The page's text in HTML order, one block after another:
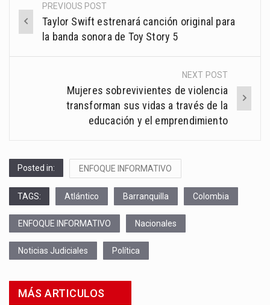
Post
navigation
PREVIOUS POST
Taylor Swift estrenará canción original para
la banda sonora de Toy Story 5
NEXT POST
Mujeres sobrevivientes de violencia
transforman sus vidas a través de la
educación y el emprendimiento
Posted in: ENFOQUE INFORMATIVO
TAGS: Atlántico Barranquilla Colombia
ENFOQUE INFORMATIVO Nacionales
Noticias Judiciales Política
MÁS ARTICULOS